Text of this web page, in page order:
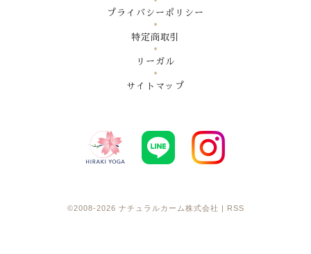
プライバシーポリシー
特定商取引
リーガル
サイトマップ
©2008-2026 ナチュラルカーム株式会社 RSS